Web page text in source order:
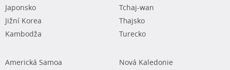
Japonsko
Jižní Korea
Kambodža
Tchaj-wan
Thajsko
Turecko
Americká Samoa
Nová Kaledonie